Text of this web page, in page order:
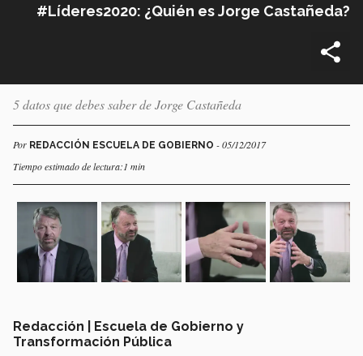
#Líderes2020: ¿Quién es Jorge Castañeda?
5 datos que debes saber de Jorge Castañeda
Por REDACCIÓN ESCUELA DE GOBIERNO - 05/12/2017
Tiempo estimado de lectura:1 min
Redacción | Escuela de Gobierno y
Transformación Pública